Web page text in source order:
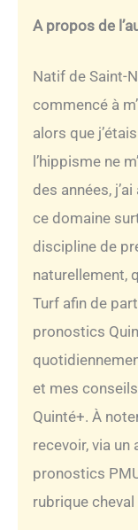
A propos de
Natif de Saint-
commencé à
alors que
l’hippisme ne
des années,
ce domaine
discipline de
naturellement,
Turf afin de
pronostics
et mes
Quinté+. À
recevoir, via un
pronostics
rubrique cheval